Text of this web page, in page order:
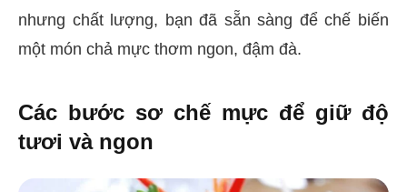
nhưng chất lượng, bạn đã sẵn sàng để chế biến
một món chả mực thơm ngon, đậm đà.
Các bước sơ chế mực để giữ độ
tươi và ngon